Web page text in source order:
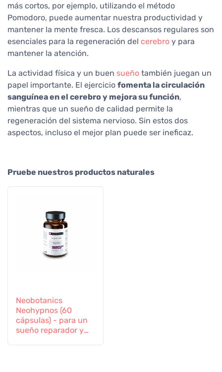
más cortos, por ejemplo, utilizando el método
Pomodoro, puede aumentar nuestra productividad y
mantener la mente fresca. Los descansos regulares son
esenciales para la regeneración del cerebro y para
mantener la atención.
La actividad física y un buen sueño también juegan un
papel importante. El ejercicio fomenta la circulación
sanguínea en el cerebro y mejora su función,
mientras que un sueño de calidad permite la
regeneración del sistema nervioso. Sin estos dos
aspectos, incluso el mejor plan puede ser ineficaz.
Pruebe nuestros productos naturales
Neobotanics
Neohypnos (60
cápsulas) - para un
sueño reparador y